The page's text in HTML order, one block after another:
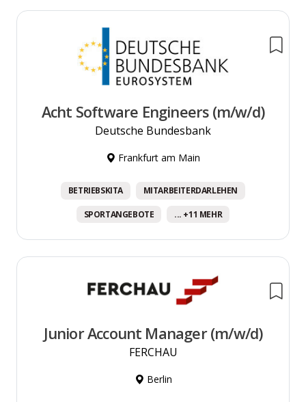
Acht Software Engineers (m/w/d)
Deutsche Bundesbank
Frankfurt am Main
BETRIEBSKITA MITARBEITERDARLEHEN
SPORTANGEBOTE ... +11 MEHR
Junior Account Manager (m/w/d)
FERCHAU
Berlin